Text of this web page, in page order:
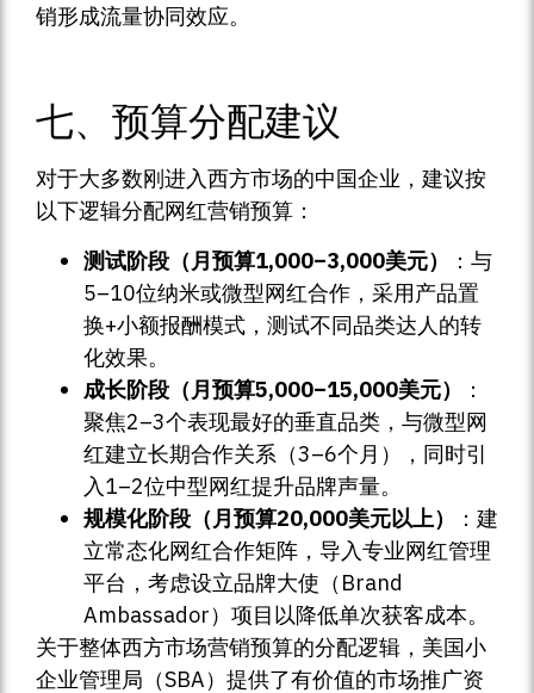
销形成流量协同效应。
七、预算分配建议
对于大多数刚进入西方市场的中国企业，建议按
以下逻辑分配网红营销预算：
测试阶段（月预算1,000–3,000美元）
：与
5–10位纳米或微型网红合作，采用产品置
换+小额报酬模式，测试不同品类达人的转
化效果。
成长阶段（月预算5,000–15,000美元）
：
聚焦2–3个表现最好的垂直品类，与微型网
红建立长期合作关系（3–6个月），同时引
入1–2位中型网红提升品牌声量。
规模化阶段（月预算20,000美元以上）
：建
立常态化网红合作矩阵，导入专业网红管理
平台，考虑设立品牌大使（Brand
Ambassador）项目以降低单次获客成本。
关于整体西方市场营销预算的分配逻辑，美国小
企业管理局（SBA）提供了有价值的市场推广资